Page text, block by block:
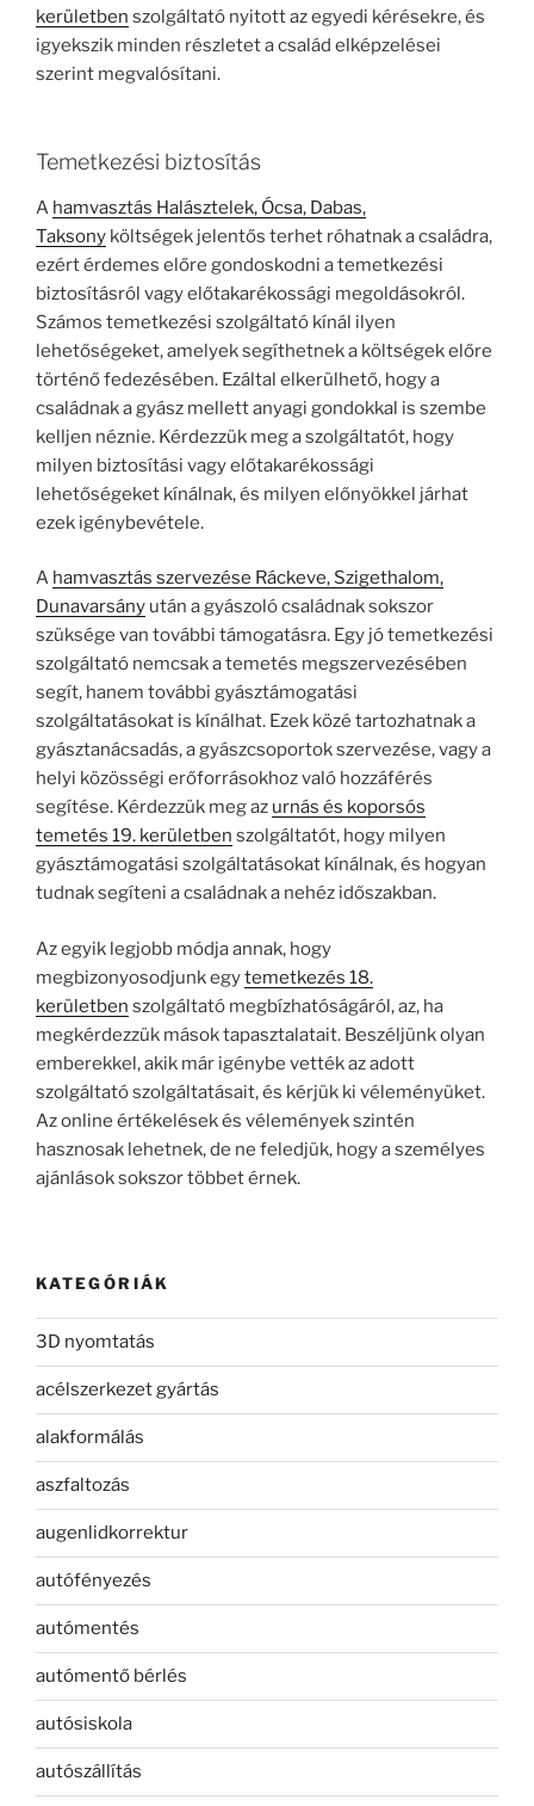
kerületben szolgáltató nyitott az egyedi kérésekre, és
igyekszik minden részletet a család elképzelései
szerint megvalósítani.
Temetkezési biztosítás
A hamvasztás Halásztelek, Ócsa, Dabas,
Taksony költségek jelentős terhet róhatnak a családra,
ezért érdemes előre gondoskodni a temetkezési
biztosításról vagy előtakarékossági megoldásokról.
Számos temetkezési szolgáltató kínál ilyen
lehetőségeket, amelyek segíthetnek a költségek előre
történő fedezésében. Ezáltal elkerülhető, hogy a
családnak a gyász mellett anyagi gondokkal is szembe
kelljen néznie. Kérdezzük meg a szolgáltatót, hogy
milyen biztosítási vagy előtakarékossági
lehetőségeket kínálnak, és milyen előnyökkel járhat
ezek igénybevétele.
A hamvasztás szervezése Ráckeve, Szigethalom,
Dunavarsány után a gyászoló családnak sokszor
szüksége van további támogatásra. Egy jó temetkezési
szolgáltató nemcsak a temetés megszervezésében
segít, hanem további gyásztámogatási
szolgáltatásokat is kínálhat. Ezek közé tartozhatnak a
gyásztanácsadás, a gyászcsoportok szervezése, vagy a
helyi közösségi erőforrásokhoz való hozzáférés
segítése. Kérdezzük meg az urnás és koporsós
temetés 19. kerületben szolgáltatót, hogy milyen
gyásztámogatási szolgáltatásokat kínálnak, és hogyan
tudnak segíteni a családnak a nehéz időszakban.
Az egyik legjobb módja annak, hogy
megbizonyosodjunk egytemetkezés 18.
kerületben szolgáltató megbízhatóságáról, az, ha
megkérdezzük mások tapasztalatait. Beszéljünk olyan
emberekkel, akik már igénybe vették az adott
szolgáltató szolgáltatásait, és kérjük ki véleményüket.
Az online értékelések és vélemények szintén
hasznosak lehetnek, de ne feledjük, hogy a személyes
ajánlások sokszor többet érnek.
KATEGÓRIÁK
3D nyomtatás
acélszerkezet gyártás
alakformálás
aszfaltozás
augenlidkorrektur
autófényezés
autómentés
autómentő bérlés
autósiskola
autószállítás